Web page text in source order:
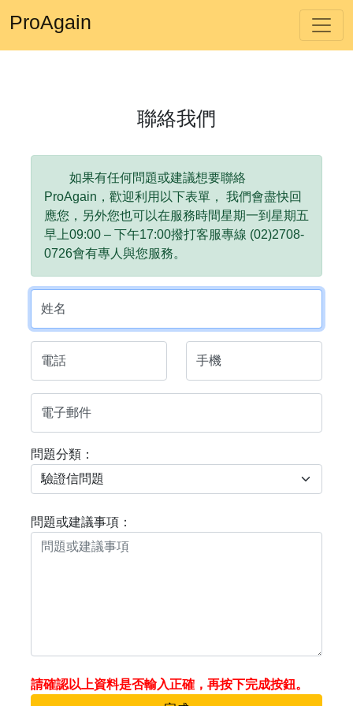
ProAgain
聯絡我們
如果有任何問題或建議想要聯絡
ProAgain，歡迎利用以下表單， 我們會盡快回
應您，另外您也可以在服務時間星期一到星期五
早上09:00 – 下午17:00撥打客服專線 (02)2708-
0726會有專人與您服務。
姓名
電話 手機
電子郵件
問題分類：
問題或建議事項：
請確認以上資料是否輸入正確，再按下完成按鈕。